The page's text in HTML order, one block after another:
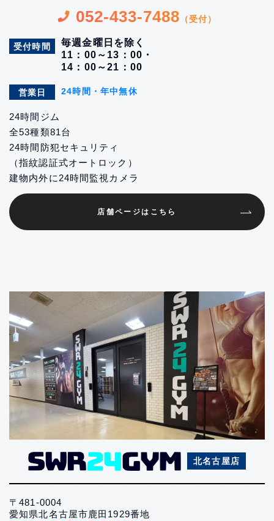
052-433-7488 （受付）
受付時間
毎週金曜日を除く
11：00～13：00・
14：00～21：00
営業日 24時間・年中無休
24時間ジム
全53種類81台
24時間防犯セキュリティ
（指紋認証式オートロック）
建物内外に24時間監視カメラ
店舗ページはこちら
北名古屋店
〒481-0004
愛知県北名古屋市鹿田1929番地